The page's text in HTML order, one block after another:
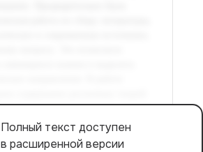
Полный текст доступен
в расширенной версии